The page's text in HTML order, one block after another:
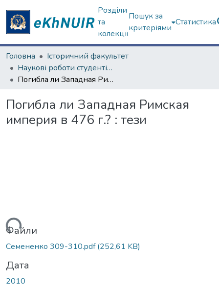
Розділи
та
колекції
Пошук за
критеріями
Статистика
Головна
Історичний факультет
Наукові роботи студентів та аспірантів. Історичний факультет
Погибла ли Западная Римская империя в 476 г.? : тези
Погибла ли Западная Римская
империя в 476 г.? : тези
Файли
Семененко 309-310.pdf(252,61 KB)
Дата
2010